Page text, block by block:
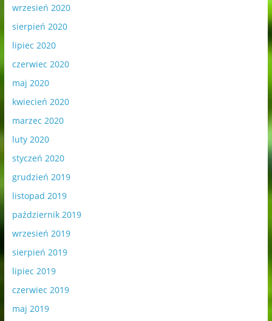
wrzesień 2020
sierpień 2020
lipiec 2020
czerwiec 2020
maj 2020
kwiecień 2020
marzec 2020
luty 2020
styczeń 2020
grudzień 2019
listopad 2019
październik 2019
wrzesień 2019
sierpień 2019
lipiec 2019
czerwiec 2019
maj 2019